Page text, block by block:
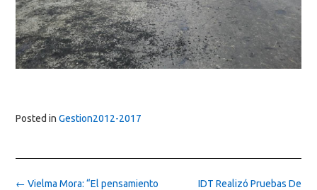
Posted in Gestion2012-2017
Post
IDT Realizó Pruebas De
← Vielma Mora: “El pensamiento